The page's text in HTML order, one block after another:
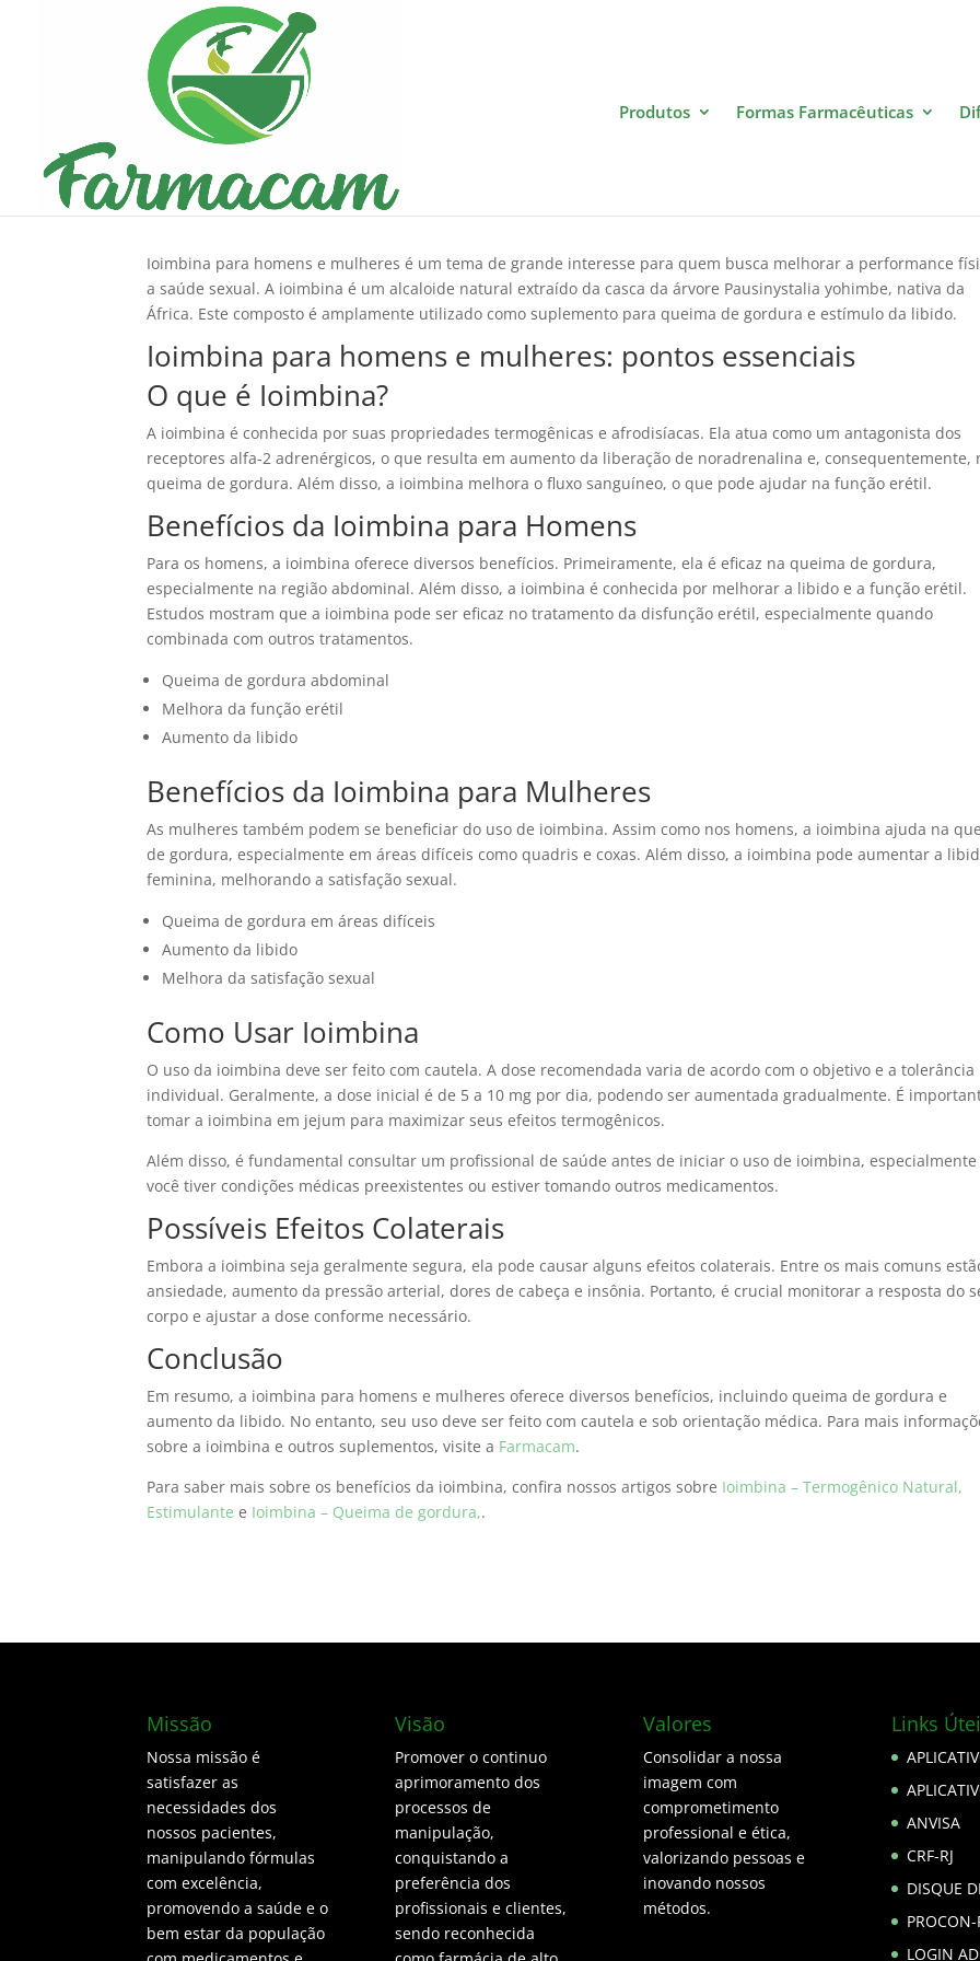
Produtos Formas Farmacêuticas
Ioimbina para Homens e Mulheres: Benefícios e Uso
Ioimbina para homens e mulheres é um tema de grande interesse para quem busca melhorar a performance
a saúde sexual. A ioimbina é um alcaloide natural extraído da casca da árvore Pausinystalia yohimbe, nativa da
África. Este composto é amplamente utilizado como suplemento para queima de gordura e estímulo da libido.
Ioimbina para homens e mulheres: pontos essenciais
O que é Ioimbina?
A ioimbina é conhecida por suas propriedades termogênicas e afrodisíacas. Ela atua como um antagonista dos
receptores alfa-2 adrenérgicos, o que resulta em aumento da liberação de noradrenalina e, consequentemente,
queima de gordura. Além disso, a ioimbina melhora o fluxo sanguíneo, o que pode ajudar na função erétil.
Benefícios da Ioimbina para Homens
Para os homens, a ioimbina oferece diversos benefícios. Primeiramente, ela é eficaz na queima de gordura,
especialmente na região abdominal. Além disso, a ioimbina é conhecida por melhorar a libido e a função erétil.
Estudos mostram que a ioimbina pode ser eficaz no tratamento da disfunção erétil, especialmente quando
combinada com outros tratamentos.
Queima de gordura abdominal
Melhora da função erétil
Aumento da libido
Benefícios da Ioimbina para Mulheres
As mulheres também podem se beneficiar do uso de ioimbina. Assim como nos homens, a ioimbina ajuda na
de gordura, especialmente em áreas difíceis como quadris e coxas. Além disso, a ioimbina pode aumentar a
feminina, melhorando a satisfação sexual.
Queima de gordura em áreas difíceis
Aumento da libido
Melhora da satisfação sexual
Como Usar Ioimbina
O uso da ioimbina deve ser feito com cautela. A dose recomendada varia de acordo com o objetivo e a tolerância
individual. Geralmente, a dose inicial é de 5 a 10 mg por dia, podendo ser aumentada gradualmente. É
tomar a ioimbina em jejum para maximizar seus efeitos termogênicos.
Além disso, é fundamental consultar um profissional de saúde antes de iniciar o uso de ioimbina, especialmente
você tiver condições médicas preexistentes ou estiver tomando outros medicamentos.
Possíveis Efeitos Colaterais
Embora a ioimbina seja geralmente segura, ela pode causar alguns efeitos colaterais. Entre os mais comuns
ansiedade, aumento da pressão arterial, dores de cabeça e insônia. Portanto, é crucial monitorar a resposta do
corpo e ajustar a dose conforme necessário.
Conclusão
Em resumo, a ioimbina para homens e mulheres oferece diversos benefícios, incluindo queima de gordura e
aumento da libido. No entanto, seu uso deve ser feito com cautela e sob orientação médica. Para mais
sobre a ioimbina e outros suplementos, visite a Farmacam.
Para saber mais sobre os benefícios da ioimbina, confira nossos artigos sobre Ioimbina – Termogênico Natural,
Estimulante e Ioimbina – Queima de gordura,.
Missão
Nossa missão é
satisfazer as
necessidades dos
nossos pacientes,
manipulando fórmulas
com excelência,
promovendo a saúde e o
bem estar da população
Visão
Promover o continuo
aprimoramento dos
processos de
manipulação,
conquistando a
preferência dos
profissionais e clientes,
sendo reconhecida
Valores
Consolidar a nossa
imagem com
comprometimento
professional e ética,
valorizando pessoas e
inovando nossos
métodos.
Links
ANVISA
CRF-RJ
DISQUE
PROCON-
LOGIN